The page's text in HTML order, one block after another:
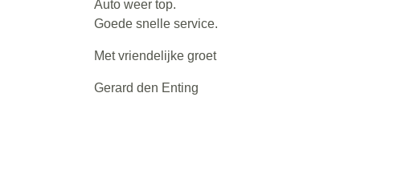
Auto weer top.
Goede snelle service.
Met vriendelijke groet
Gerard den Enting